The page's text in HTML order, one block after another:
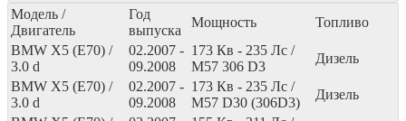
Модель /
Двигатель
Год
выпуска
Мощность
Топливо
BMW X5 (E70) /
3.0 d
02.2007 -
09.2008
173 Кв - 235 Лс /
M57 306 D3
Дизель
BMW X5 (E70) /
3.0 d
02.2007 -
09.2008
173 Кв - 235 Лс /
M57 D30 (306D3)
Дизель